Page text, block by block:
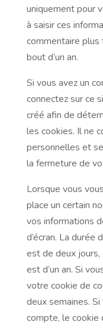
uniquement pour
à saisir ces
commentaire plus
bout d’un an.
Si vous avez un
connectez sur ce
créé afin de
les cookies. Il ne
personnelles et
la fermeture de
Lorsque vous
place un certain
vos informations
d’écran. La durée
est de deux jours,
est d’un an. Si
votre cookie de
deux semaines.
compte, le cookie